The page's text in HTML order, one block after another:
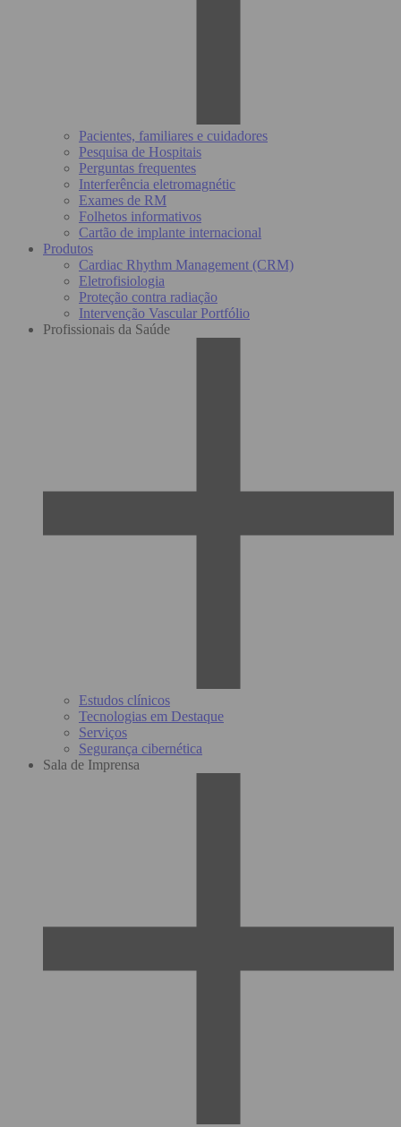
Pacientes, familiares e cuidadores
Pesquisa de Hospitais
Perguntas frequentes
Interferência eletromagnétic
Exames de RM
Folhetos informativos
Cartão de implante internacional
Produtos
Cardiac Rhythm Management (CRM)
Eletrofisiologia
Proteção contra radiação
Intervenção Vascular Portfólio
Profissionais da Saúde
Estudos clínicos
Tecnologias em Destaque
Serviços
Segurança cibernética
Sala de Imprensa